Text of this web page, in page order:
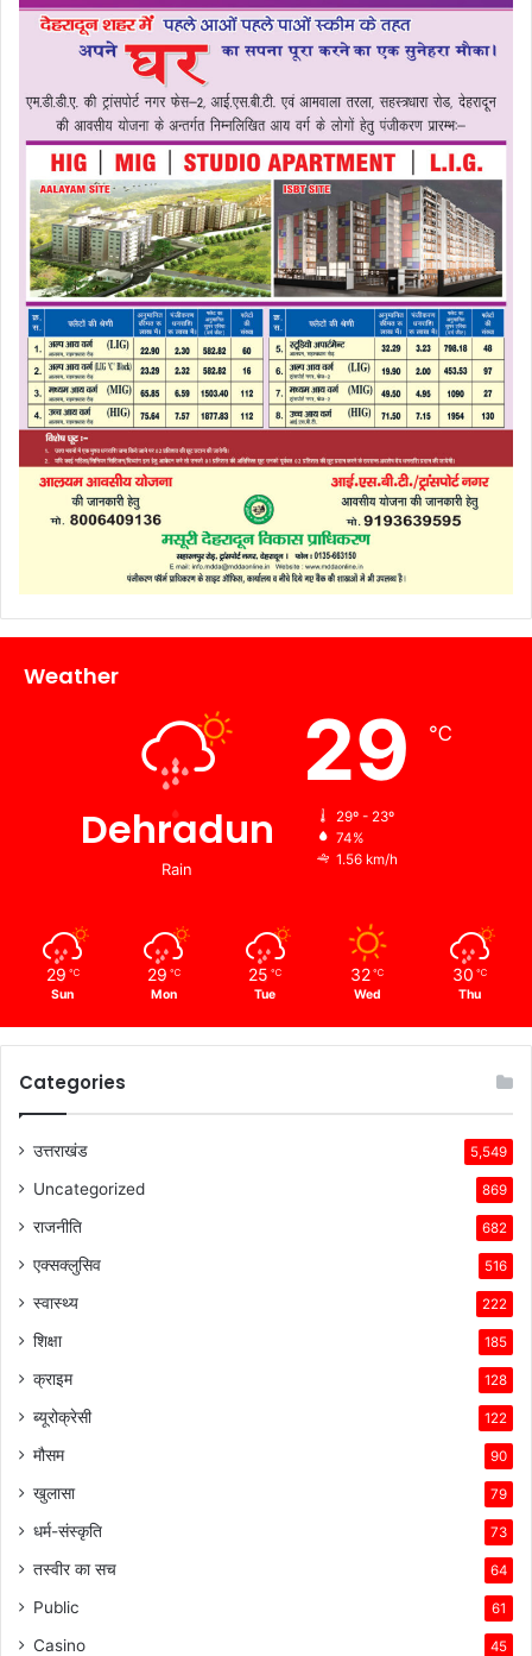
Weather
Dehradun
Rain
29 ℃
29º - 23º
74%
1.56 km/h
29 ℃
Sun
29 ℃
Mon
25 ℃
Tue
32 ℃
Wed
30 ℃
Thu
Categories
उत्तराखंड 5,549
Uncategorized 869
राजनीति 682
एक्सक्लुसिव 516
स्वास्थ्य 222
शिक्षा 185
क्राइम 128
ब्यूरोक्रेसी 122
मौसम 90
खुलासा 79
धर्म-संस्कृति 73
तस्वीर का सच 64
Public 61
Casino 45